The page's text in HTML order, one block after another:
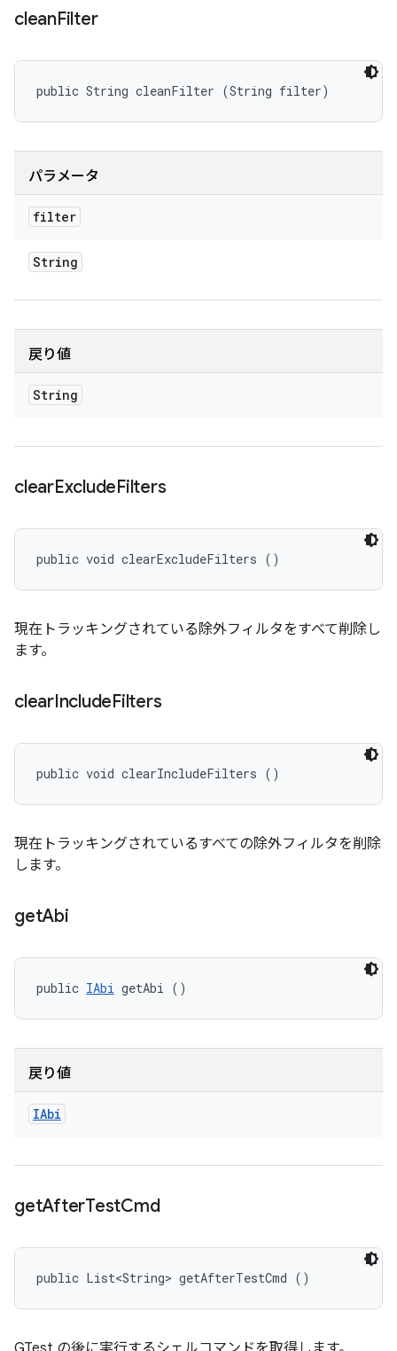
cleanFilter
public String cleanFilter (String filter)
パラメータ
filter
String
戻り値
String
clearExcludeFilters
public void clearExcludeFilters ()
現在トラッキングされている除外フィルタをすべて削除し
ます。
clearIncludeFilters
public void clearIncludeFilters ()
現在トラッキングされているすべての除外フィルタを削除
します。
getAbi
public IAbi getAbi ()
戻り値
IAbi
getAfterTestCmd
public List<String> getAfterTestCmd ()